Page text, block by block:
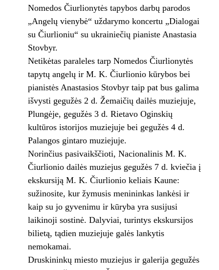
Nomedos Čiurlionytės tapybos darbų parodos
„Angelų vienybė“ uždarymo koncertu „Dialogai
su Čiurlioniu“ su ukrainiečių pianiste Anastasia
Stovbyr.
Netikėtas paraleles tarp Nomedos Čiurlionytės
tapytų angelų ir M. K. Čiurlionio kūrybos bei
pianistės Anastasios Stovbyr taip pat bus galima
išvysti gegužės 2 d. Žemaičių dailės muziejuje,
Plungėje, gegužės 3 d. Rietavo Oginskių
kultūros istorijos muziejuje bei gegužės 4 d.
Palangos gintaro muziejuje.
Norinčius pasivaikščioti, Nacionalinis M. K.
Čiurlionio dailės muziejus gegužės 7 d. kviečia į
ekskursiją M. K. Čiurlionio keliais Kaune:
sužinosite, kur žymusis menininkas lankėsi ir
kaip su jo gyvenimu ir kūryba yra susijusi
laikinoji sostinė. Dalyviai, turintys ekskursijos
bilietą, tądien muziejuje galės lankytis
nemokamai.
Druskininkų miesto muziejus ir galerija gegužės